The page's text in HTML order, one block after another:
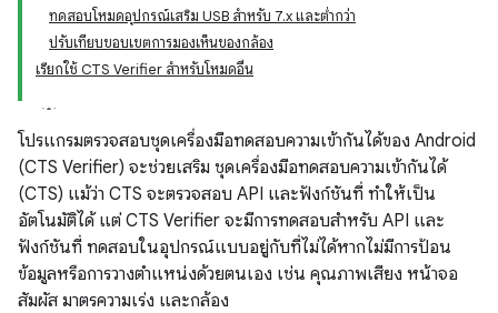
ทดสอบโหมดอุปกรณ์เสริม USB สำหรับ 7.x และต่ำกว่า
ปรับเทียบขอบเขตการมองเห็นของกล้อง
เรียกใช้ CTS Verifier สำหรับโหมดอื่น
โปรแกรมตรวจสอบชุดเครื่องมือทดสอบความเข้ากันได้ของ Android
(CTS Verifier) จะช่วยเสริม ชุดเครื่องมือทดสอบความเข้ากันได้
(CTS) แม้ว่า CTS จะตรวจสอบ API และฟังก์ชันที่ ทำให้เป็น
อัตโนมัติได้ แต่ CTS Verifier จะมีการทดสอบสำหรับ API และ
ฟังก์ชันที่ ทดสอบในอุปกรณ์แบบอยู่กับที่ไม่ได้หากไม่มีการป้อน
ข้อมูลหรือการวางตำแหน่งด้วยตนเอง เช่น คุณภาพเสียง หน้าจอ
สัมผัส มาตรความเร่ง และกล้อง